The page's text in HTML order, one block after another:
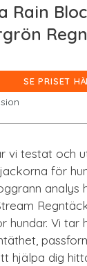
Rain
SE PRISET
vi testat och
för
analys
hundar. Vi tar
hjälpa dig